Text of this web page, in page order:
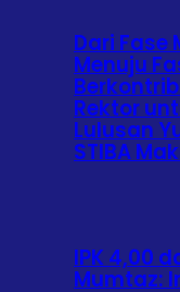
Dari Fase
Menuju
Rektor
Lulusan
STIBA
IPK 4,00
Mumtaz: